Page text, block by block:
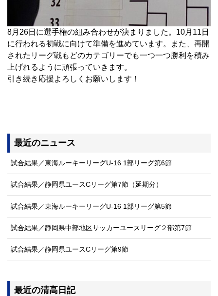
8月26日に選手権の組み合わせが決まりました。10月11日
に行われる初戦に向けて準備を進めています。また、再開
されたリーグ戦もどのカテゴリーでも一つ一つ勝利を積み
上げれるように頑張っていきます。
引き続き応援よろしくお願いします！
最近のニュース
試合結果／東海ルーキーリーグU-16 1部リーグ第6節
試合結果／静岡県ユースCリーグ第7節（延期分）
試合結果／東海ルーキーリーグU-16 1部リーグ第5節
試合結果／静岡県中部地区サッカーユースリーグ２部第7節
試合結果／静岡県ユースCリーグ第9節
最近の清高日記